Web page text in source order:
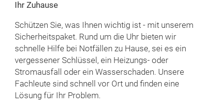
Ihr Zuhause
Schützen Sie, was Ihnen wichtig ist - mit unserem
Sicherheitspaket. Rund um die Uhr bieten wir
schnelle Hilfe bei Notfällen zu Hause, sei es ein
vergessener Schlüssel, ein Heizungs- oder
Stromausfall oder ein Wasserschaden. Unsere
Fachleute sind schnell vor Ort und finden eine
Lösung für Ihr Problem.